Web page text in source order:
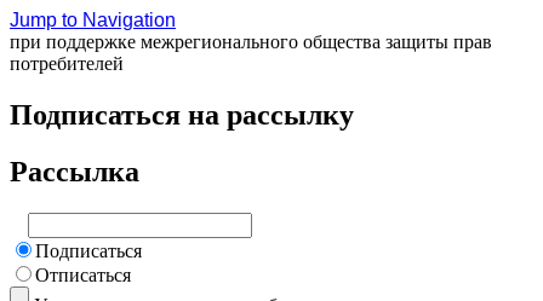
Jump to Navigation
при поддержке межрегионального общества защиты прав
потребителей
Подписаться на рассылку
Рассылка
Подписаться
Отписаться